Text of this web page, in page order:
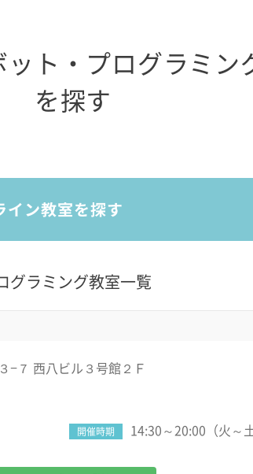
ット・プログラミン
を探す
グラミング教室一覧
−７ 西八ビル３号館２Ｆ
開催時期 14:30～20:00（火～土